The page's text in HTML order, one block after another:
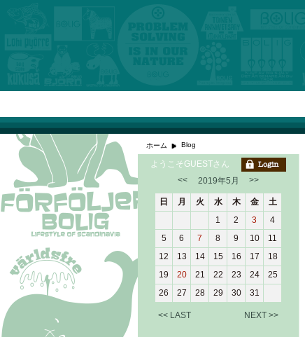
ホーム Blog
ようこそGUESTさん
<<
2019年5月 >>
日 月 火 水 木 金
土
1
2 3
4
5
6 7 8 9 10
11
12
13 14 15 16 17
18
19
20 21 22 23 24
25
26
27 28 29 30 31
<< LAST NEXT >>